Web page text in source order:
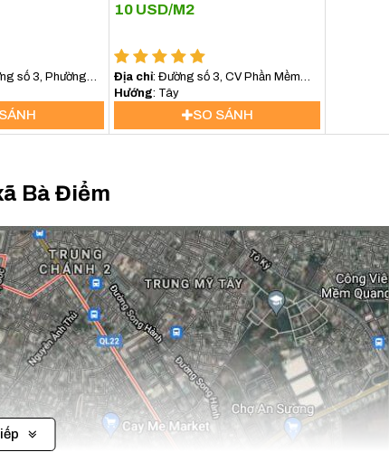
số 3, Phường
12
10USD/M2
Địa chỉ: Đường số 3, CV Phần Mềm
Quang Trung, Quận 12
Hướng : Tây
SO SÁNH
Bà Điểm